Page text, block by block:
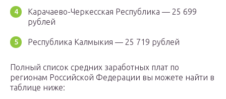
Карачаево-Черкесская Республика — 25 699
рублей
Республика Калмыкия — 25 719 рублей
Полный список средних заработных плат по
регионам Российской Федерации вы можете найти в
таблице ниже: